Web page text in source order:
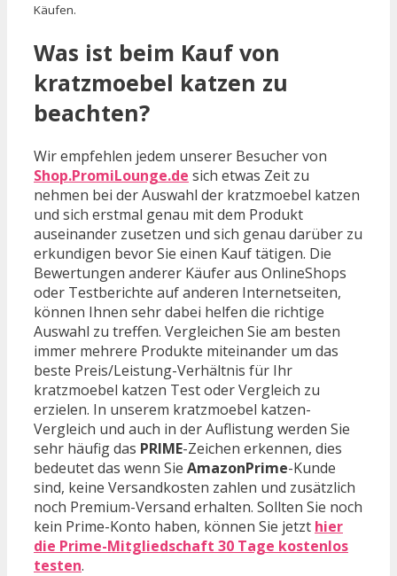
Käufen.
Was ist beim Kauf von
kratzmoebel katzen zu
beachten?
Wir empfehlen jedem unserer Besucher von
Shop.PromiLounge.de sich etwas Zeit zu
nehmen bei der Auswahl der kratzmoebel katzen
und sich erstmal genau mit dem Produkt
auseinander zusetzen und sich genau darüber zu
erkundigen bevor Sie einen Kauf tätigen. Die
Bewertungen anderer Käufer aus OnlineShops
oder Testberichte auf anderen Internetseiten,
können Ihnen sehr dabei helfen die richtige
Auswahl zu treffen. Vergleichen Sie am besten
immer mehrere Produkte miteinander um das
beste Preis/Leistung-Verhältnis für Ihr
kratzmoebel katzen Test oder Vergleich zu
erzielen. In unserem kratzmoebel katzen-
Vergleich und auch in der Auflistung werden Sie
sehr häufig das PRIME-Zeichen erkennen, dies
bedeutet das wenn Sie AmazonPrime-Kunde
sind, keine Versandkosten zahlen und zusätzlich
noch Premium-Versand erhalten. Sollten Sie noch
kein Prime-Konto haben, können Sie jetzt hier
die Prime-Mitgliedschaft 30 Tage kostenlos
testen.